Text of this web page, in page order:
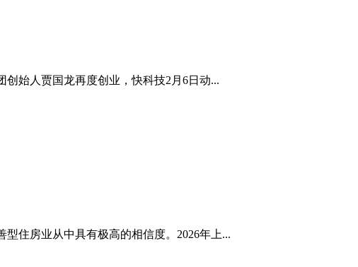
始人贾国龙再度创业，快科技2月6日动...
住房业从中具有极高的相信度。2026年上...